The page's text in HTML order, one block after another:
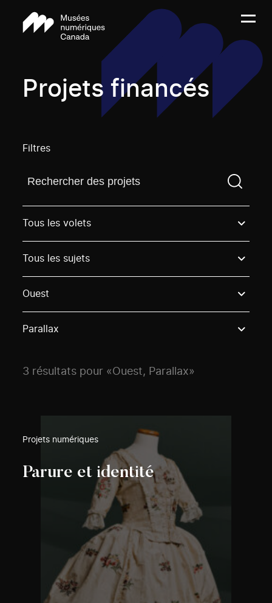
Projets financés
Filtres
Trouvez un projetVous devez saisir un terme de
Tous les volets
Tous les sujets
Ouest
Parallax
3 résultats pour «Ouest, Parallax»
Projets numériques
Parure et identité